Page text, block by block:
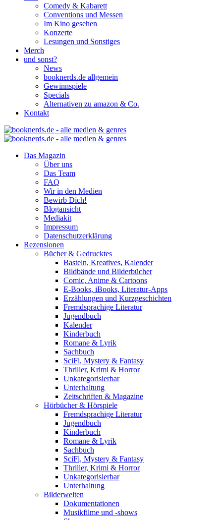
Comedy & Kabarett
Conventions und Messen
Im Kino gesehen
Konzerte
Lesungen und Sonstiges
Merch
und sonst?
News
booknerds.de allgemein
Gewinnspiele
Specials
Alternativen zu amazon & Co.
Kontakt
Das Magazin
Über uns
Das Team
FAQ
Wir in den Medien
Bewirb Dich!
Blogansicht
Mediakit
Impressum
Datenschutzerklärung
Rezensionen
Bücher & Gedrucktes
Basteln, Kreatives, Kalender
Bildbände und Bilderbücher
Comic, Anime & Cartoons
E-Books, iBooks, Literatur-Apps
Erzählungen und Kurzgeschichten
Fremdsprachige Literatur
Jugendbuch
Kalender
Kinderbuch
Romane & Lyrik
Sachbuch
SciFi, Mystery & Fantasy
Thriller, Krimi & Horror
Unkategorisierbar
Unterhaltung
Zeitschriften & Magazine
Hörbücher & Hörspiele
Fremdsprachige Literatur
Jugendbuch
Kinderbuch
Romane & Lyrik
Sachbuch
SciFi, Mystery & Fantasy
Thriller, Krimi & Horror
Unkategorisierbar
Unterhaltung
Bilderwelten
Dokumentationen
Musikfilme und -shows